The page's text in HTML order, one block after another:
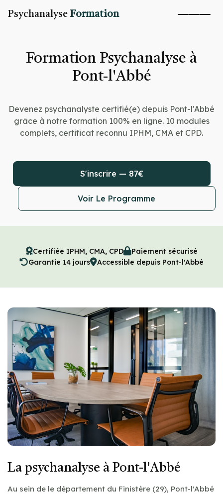
Psychanalyse Formation
Formation Psychanalyse à
Pont-l'Abbé
Devenez psychanalyste certifié(e) depuis Pont-l'Abbé
grâce à notre formation 100% en ligne. 10 modules
complets, certificat reconnu IPHM, CMA et CPD.
S'inscrire — 87€
Voir Le Programme
Certifiée IPHM, CMA, CPD
Paiement sécurisé
Garantie 14 jours
Accessible depuis Pont-l'Abbé
La psychanalyse à Pont-l'Abbé
Au sein de le département du Finistère (29), Pont-l'Abbé